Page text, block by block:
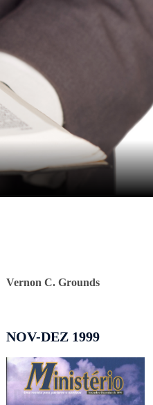
Vernon C. Grounds
NOV-DEZ 1999